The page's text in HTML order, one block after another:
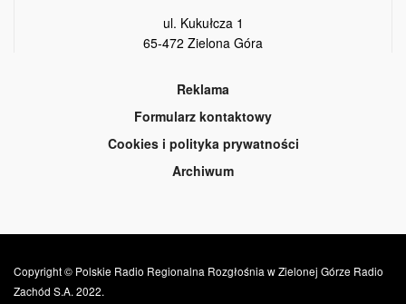
ul. Kukułcza 1
65-472 Zielona Góra
Reklama
Formularz kontaktowy
Cookies i polityka prywatności
Archiwum
Copyright © Polskie Radio Regionalna Rozgłośnia w Zielonej Górze Radio
Zachód S.A. 2022.